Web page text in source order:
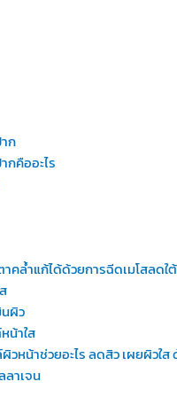
ก
กคืออะไร
คล้ำแก้ได้ด้วยการฉีดเมโสลดใ
ผิว
น้าใส
วหน้าช่วยอะไร ลดสิว เผยผิวใ
ลาเจน